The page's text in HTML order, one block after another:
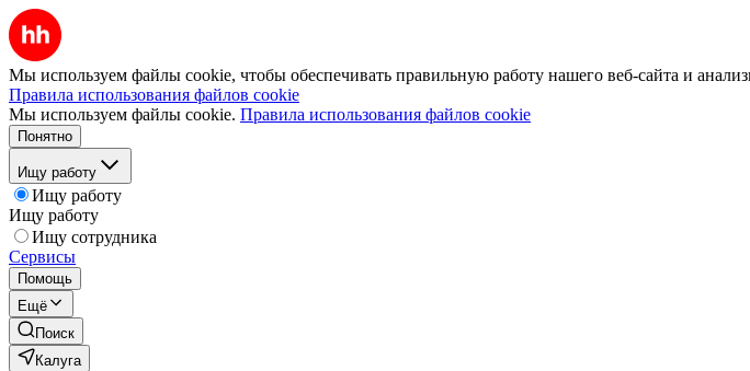
Мы используем файлы cookie, чтобы обеспечивать правильную работу нашего веб-сайта и
Правила использования файлов cookie
Мы используем файлы cookie. Правила использования файлов cookie
Понятно
Ищу работу
Ищу работу
Ищу работу
Ищу сотрудника
Сервисы
Помощь
Ещё
Поиск
Калуга